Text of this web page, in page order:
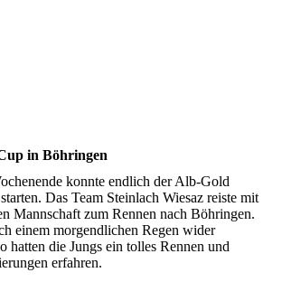
in Böhringen
konnte endlich der Alb-Gold
Das Team Steinlach Wiesaz reiste mit
Mannschaft zum Rennen nach Böhringen.
einem morgendlichen Regen wider
hatten die Jungs ein tolles Rennen und
erfahren.